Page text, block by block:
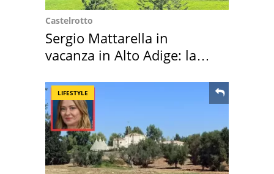
Castelrotto
Sergio Mattarella in
vacanza in Alto Adige: la
LIFESTYLE